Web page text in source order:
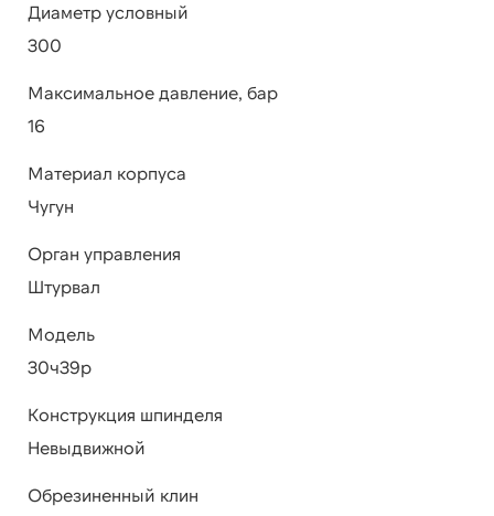
Диаметр условный
300
Максимальное давление, бар
16
Материал корпуса
Чугун
Орган управления
Штурвал
Модель
30ч39р
Конструкция шпинделя
Невыдвижной
Обрезиненный клин